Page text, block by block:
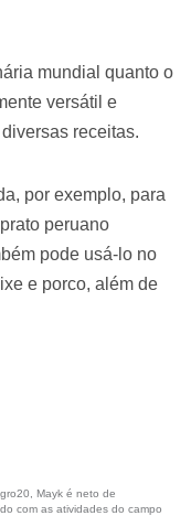
mundial quanto o
versátil e
receitas.
por exemplo, para
peruano
pode usá-lo no
e porco, além de
Mayk é neto de
com as atividades do campo